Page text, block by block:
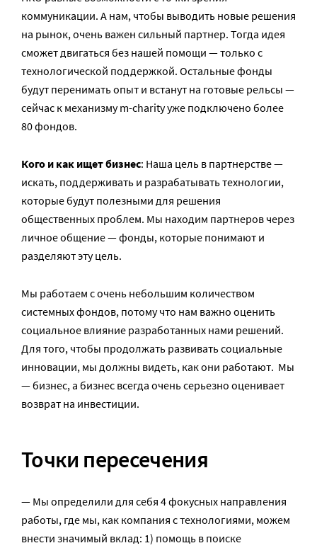
коммуникации. А нам, чтобы выводить новые решения
на рынок, очень важен сильный партнер. Тогда идея
сможет двигаться без нашей помощи — только с
технологической поддержкой. Остальные фонды
будут перенимать опыт и встанут на готовые рельсы —
сейчас к механизму m-charity уже подключено более
80 фондов.
Кого и как ищет бизнес: Наша цель в партнерстве —
искать, поддерживать и разрабатывать технологии,
которые будут полезными для решения
общественных проблем. Мы находим партнеров через
личное общение — фонды, которые понимают и
разделяют эту цель.
Мы работаем с очень небольшим количеством
системных фондов, потому что нам важно оценить
социальное влияние разработанных нами решений.
Для того, чтобы продолжать развивать социальные
инновации, мы должны видеть, как они работают. Мы
— бизнес, а бизнес всегда очень серьезно оценивает
возврат на инвестиции.
Точки пересечения
— Мы определили для себя 4 фокусных направления
работы, где мы, как компания с технологиями, можем
внести значимый вклад: 1) помощь в поиске